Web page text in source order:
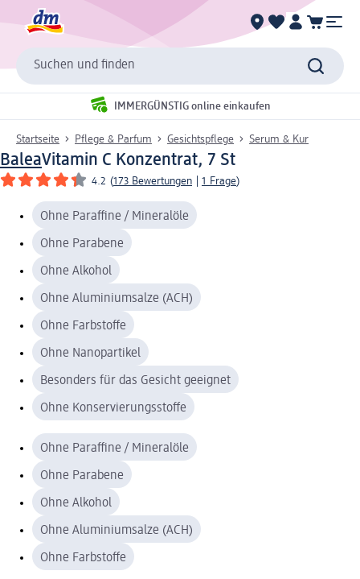
Suchen und finden
IMMERGÜNSTIG online einkaufen
Startseite Pflege & Parfum Gesichtspflege Serum & Kur
BaleaVitamin C Konzentrat, 7 St
4.2 (173 Bewertungen 1 Frage)
Ohne Paraffine / Mineralöle
Ohne Parabene
Ohne Alkohol
Ohne Aluminiumsalze (ACH)
Ohne Farbstoffe
Ohne Nanopartikel
Besonders für das Gesicht geeignet
Ohne Konservierungsstoffe
Ohne Paraffine / Mineralöle
Ohne Parabene
Ohne Alkohol
Ohne Aluminiumsalze (ACH)
Ohne Farbstoffe